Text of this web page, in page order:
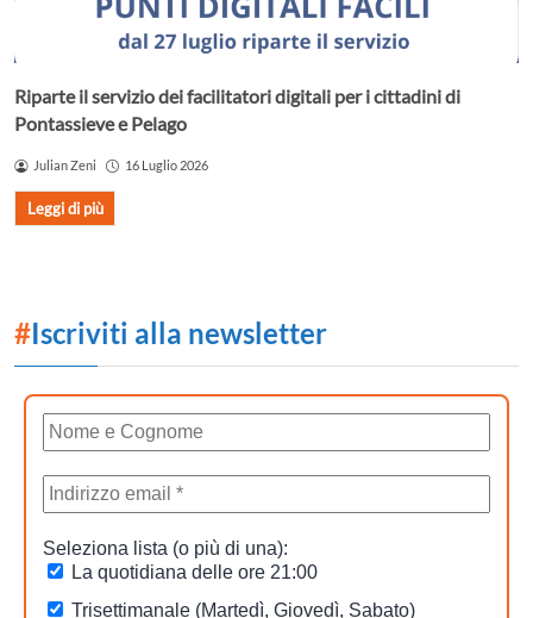
Riparte il servizio dei facilitatori digitali per i cittadini di
Pontassieve e Pelago
Julian Zeni 16 Luglio 2026
Leggi di più
#Iscriviti alla newsletter